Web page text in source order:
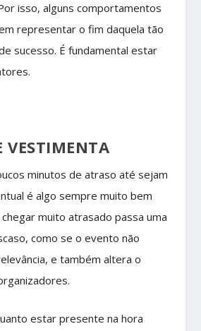
isso, alguns comportamentos
representar o fim daquela tão
sucesso. É fundamental estar
VESTIMENTA
minutos de atraso até sejam
é algo sempre muito bem
muito atrasado passa uma
como se o evento não
e também altera o
estar presente na hora